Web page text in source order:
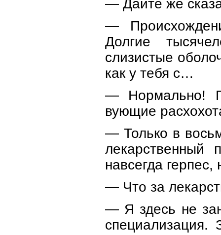
— Дайте же
—
Долгие
слизистые
как у тебя с…
— Нормально!
вующие
— Только в
лекарственный
навсегда герпес,
— Что за
— Я здесь не
специализация.